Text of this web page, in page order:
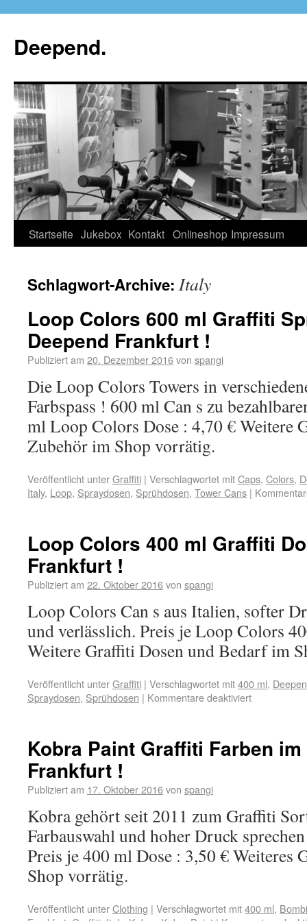
Deepend.
Startseite Jukebox Kontakt Onlineshop Impressum
Schlagwort-Archive: Italy
Loop Colors 600 ml Graffiti
Deepend Frankfurt !
Publiziert am 20. Dezember 2016von spangi
Die Loop Colors Towers in
Farbspass ! 600 ml Can s zu
ml Loop Colors Dose : 4,70 € Weitere
Zubehör im Shop vorrätig.
Veröffentlicht unterGraffiti | Verschlagwortet mitCaps, Colors,
Italy, Loop, Spraydosen, Sprühdosen, Tower Cans |
Loop Colors 400 ml Graffiti
Frankfurt !
Publiziert am 22. Oktober 2016von spangi
Loop Colors Can s aus Italien, softer
und verlässlich. Preis je Loop Colors
Weitere Graffiti Dosen und Bedarf im
Veröffentlicht unterGraffiti | Verschlagwortet mit400 ml,
Spraydosen, Sprühdosen | Kommentare deaktiviert
Kobra Paint Graffiti Farben im
Frankfurt !
Publiziert am 17. Oktober 2016von spangi
Kobra gehört seit 2011 zum Graffiti
Farbauswahl und hoher Druck
Preis je 400 ml Dose : 3,50 € Weiteres
Shop vorrätig.
Veröffentlicht unterClothing | Verschlagwortet mit400 ml,